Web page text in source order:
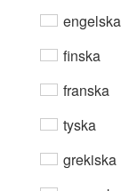
engelska
finska
franska
tyska
grekiska